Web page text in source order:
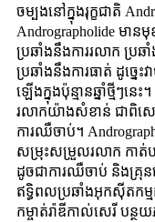
ចម្បងនៅក្នុងរុក្ខជាតិ
Andrographolide មានមុ
ប្រឆាំងនឹងការរលាក ប្រ
ប្រឆាំងនឹងការធាត់ ដូច្នេ
ឡើងក្នុងប៉ុន្មានឆ្នាំថ្មីៗនេ
រលាក​យ៉ាង​សំខាន់ ជាពិសេ
ការ​ឈឺចាប់។
សម្រុះសម្រួលរលាក កាត់ប
ដូចជាការឈឺចាប់ និងគ្រុន
ឥទ្ធិពលប្រឆាំងអុកស៊ីតកម្ម
កម្ចាត់រ៉ាឌីកាល់សេរី បន្ថ